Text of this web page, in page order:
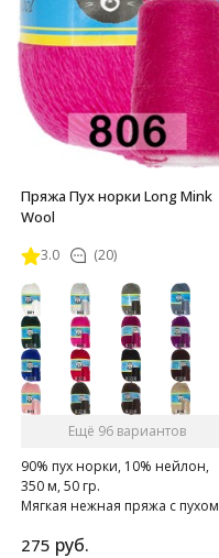
Пряжа Пух норки Long Mink
Wool
3.0 (20)
Ещё 96 вариантов
90% пух норки, 10% нейлон,
350 м, 50 гр.
Мягкая нежная пряжа с пухом
275 руб.